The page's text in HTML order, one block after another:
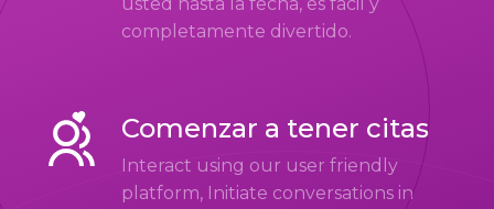
completamente divertido.
Comenzar a tener citas
Interact using our user friendly
platform, Initiate conversations in